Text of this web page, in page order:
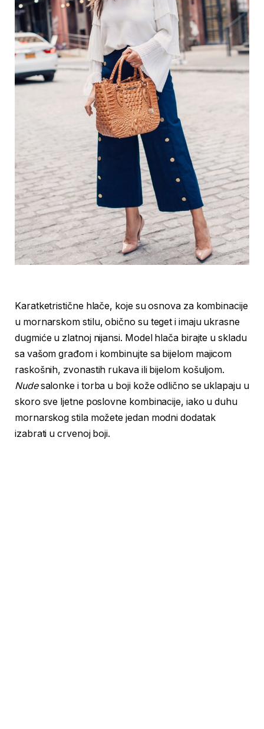
Karatketristične hlače, koje su osnova za kombinacije
u mornarskom stilu, obično su teget i imaju ukrasne
dugmiće u zlatnoj nijansi. Model hlača birajte u skladu
sa vašom građom i kombinujte sa bijelom majicom
raskošnih, zvonastih rukava ili bijelom košuljom.
Nudesalonke i torba u boji kože odlično se uklapaju u
skoro sve ljetne poslovne kombinacije, iako u duhu
mornarskog stila možete jedan modni dodatak
izabrati u crvenoj boji.